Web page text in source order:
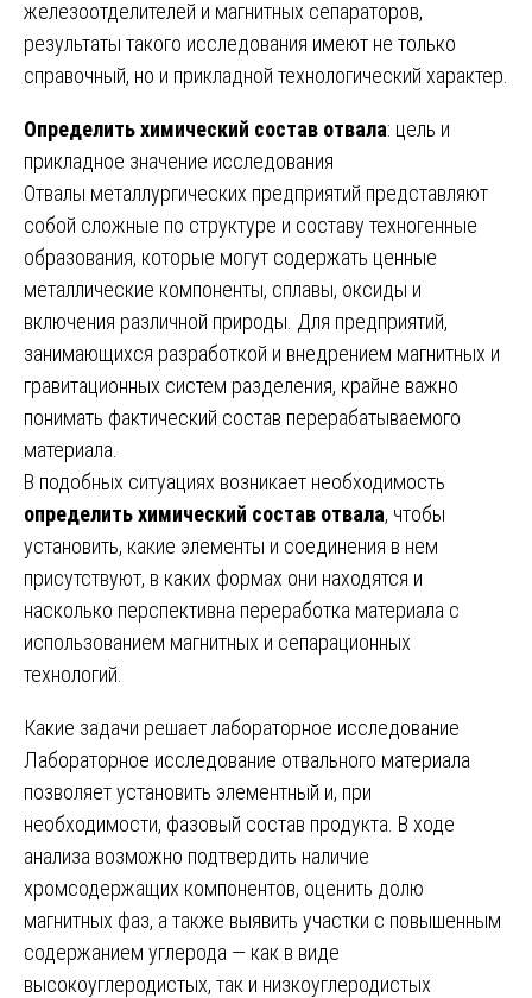
железоотделителей и магнитных сепараторов,
результаты такого исследования имеют не только
справочный, но и прикладной технологический характер.
Определить химический состав отвала: цель и
прикладное значение исследования
Отвалы металлургических предприятий представляют
собой сложные по структуре и составу техногенные
образования, которые могут содержать ценные
металлические компоненты, сплавы, оксиды и
включения различной природы. Для предприятий,
занимающихся разработкой и внедрением магнитных и
гравитационных систем разделения, крайне важно
понимать фактический состав перерабатываемого
материала.
В подобных ситуациях возникает необходимость
определить химический состав отвала, чтобы
установить, какие элементы и соединения в нем
присутствуют, в каких формах они находятся и
насколько перспективна переработка материала с
использованием магнитных и сепарационных
технологий.
Какие задачи решает лабораторное исследование
Лабораторное исследование отвального материала
позволяет установить элементный и, при
необходимости, фазовый состав продукта. В ходе
анализа возможно подтвердить наличие
хромсодержащих компонентов, оценить долю
магнитных фаз, а также выявить участки с повышенным
содержанием углерода — как в виде
высокоуглеродистых, так и низкоуглеродистых